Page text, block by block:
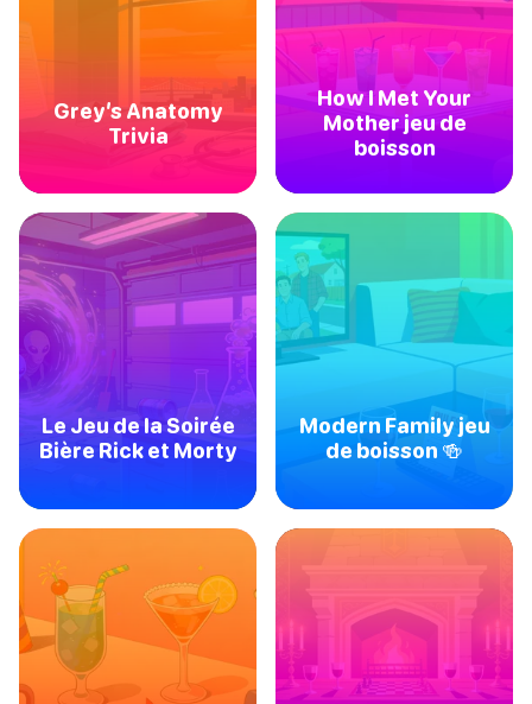
Grey’s Anatomy
Trivia
How I Met Your
Mother jeu de
boisson
Le Jeu de la Soirée
Bière Rick et Morty
Modern Family jeu
de boisson 🍻